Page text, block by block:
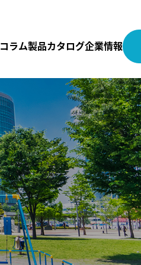
コラム製品カタログ企業情報